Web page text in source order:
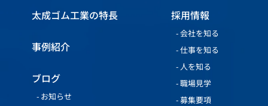
太成ゴム工業の特長
事例紹介
ブログ
お知らせ
採用情報
会社を知る
仕事を知る
人を知る
職場見学
募集要項